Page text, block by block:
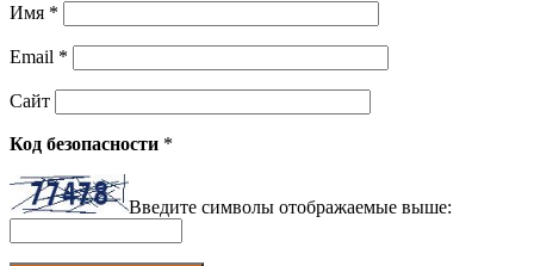
Имя *
Email *
Сайт
Код безопасности *
Введите символы отображаемые выше: